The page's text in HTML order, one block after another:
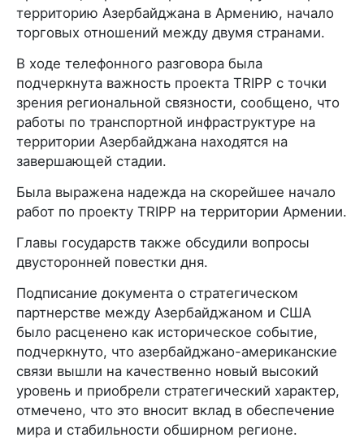
территорию Азербайджана в Армению, начало
торговых отношений между двумя странами.
В ходе телефонного разговора была
подчеркнута важность проекта TRIPP с точки
зрения региональной связности, сообщено, что
работы по транспортной инфраструктуре на
территории Азербайджана находятся на
завершающей стадии.
Была выражена надежда на скорейшее начало
работ по проекту TRIPP на территории Армении.
Главы государств также обсудили вопросы
двусторонней повестки дня.
Подписание документа о стратегическом
партнерстве между Азербайджаном и США
было расценено как историческое событие,
подчеркнуто, что азербайджано-американские
связи вышли на качественно новый высокий
уровень и приобрели стратегический характер,
отмечено, что это вносит вклад в обеспечение
мира и стабильности обширном регионе.